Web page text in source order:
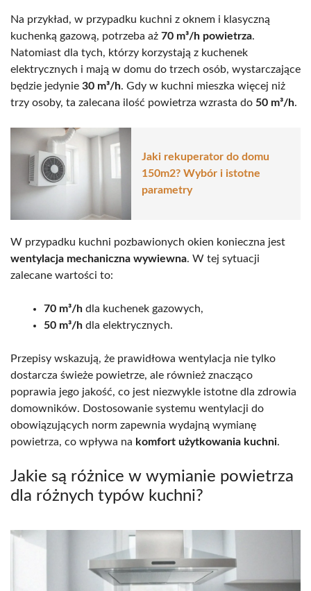
Na przykład, w przypadku kuchni z oknem i klasyczną
kuchenką gazową, potrzeba aż 70 m³/h powietrza.
Natomiast dla tych, którzy korzystają z kuchenek
elektrycznych i mają w domu do trzech osób, wystarczające
będzie jedynie 30 m³/h. Gdy w kuchni mieszka więcej niż
trzy osoby, ta zalecana ilość powietrza wzrasta do 50 m³/h.
Jaki rekuperator do domu
150m2? Wybór i istotne
parametry
W przypadku kuchni pozbawionych okien konieczna jest
wentylacja mechaniczna wywiewna. W tej sytuacji
zalecane wartości to:
70 m³/h dla kuchenek gazowych,
50 m³/h dla elektrycznych.
Przepisy wskazują, że prawidłowa wentylacja nie tylko
dostarcza świeże powietrze, ale również znacząco
poprawia jego jakość, co jest niezwykle istotne dla zdrowia
domowników. Dostosowanie systemu wentylacji do
obowiązujących norm zapewnia wydajną wymianę
powietrza, co wpływa na komfort użytkowania kuchni.
Jakie są różnice w wymianie powietrza
dla różnych typów kuchni?